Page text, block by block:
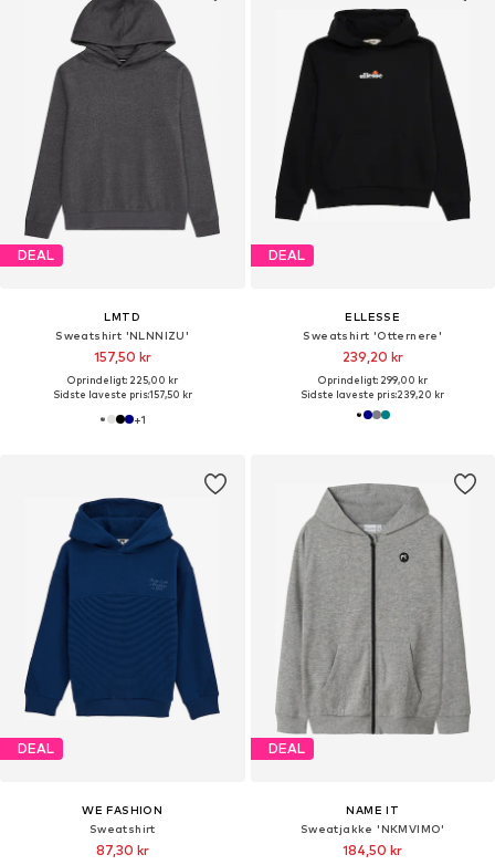
DEAL
LMTD
Sweatshirt 'NLNNIZU'
157,50 kr
Oprindeligt: 225,00 kr
Sidste laveste pris:157,50 kr
+1
DEAL
ELLESSE
Sweatshirt 'Otternere'
239,20 kr
Oprindeligt: 299,00 kr
Sidste laveste pris:239,20 kr
DEAL
WE FASHION
Sweatshirt
87,30 kr
DEAL
NAME IT
Sweatjakke 'NKMVIMO'
184,50 kr